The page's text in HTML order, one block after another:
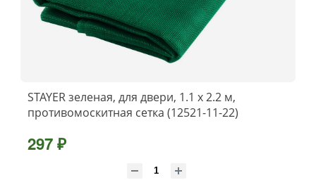
STAYER зеленая, для двери, 1.1 х 2.2 м,
противомоскитная сетка (12521-11-22)
297 ₽